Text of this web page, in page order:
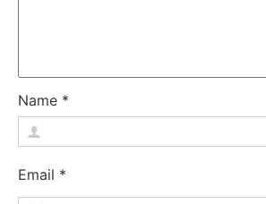
Name *
Email *